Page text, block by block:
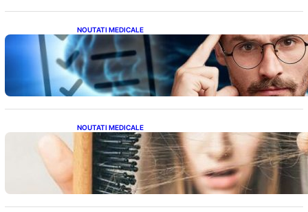
NOUTATI MEDICALE
Inteligența dincolo de note: Semnele unui IQ
ridicat care nu țin de școală
NOUTATI MEDICALE
Semnele unei deficiențe de proteine:
Impactul asupra sănătății tale